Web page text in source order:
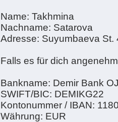
Name: Takhmina
Nachname: Satarova
Adresse: Suyumbaeva
Falls es für dich
Bankname: Demir Bank
SWIFT/BIC: DEMIKG22
Kontonummer / IBAN:
Währung: EUR